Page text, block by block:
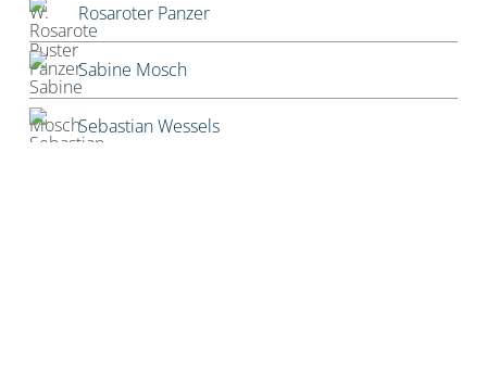
Rosaroter Panzer
Sabine Mosch
Sebastian Wessels